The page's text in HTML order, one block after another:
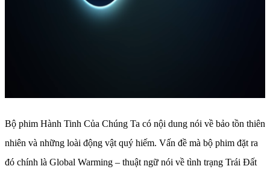
Bộ phim Hành Tinh Của Chúng Ta có nội dung nói về bảo tồn thiên
nhiên và những loài động vật quý hiếm. Vấn đề mà bộ phim đặt ra
đó chính là Global Warming – thuật ngữ nói về tình trạng Trái Đất